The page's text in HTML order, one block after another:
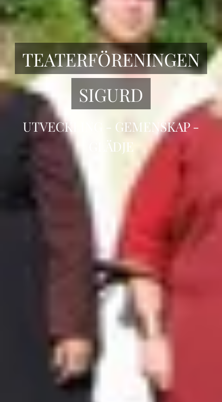
TEATERFÖRENINGEN
SIGURD
UTVECKLING - GEMENSKAP -
GLÄDJE